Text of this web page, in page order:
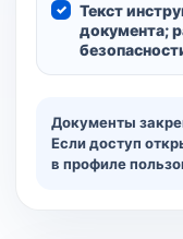
Текст
документа;
Документы
Если доступ
в профиле